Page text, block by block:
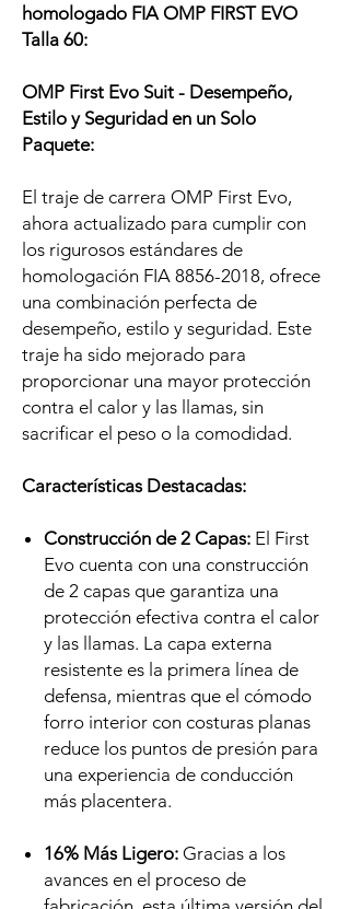
homologado FIA OMP FIRST EVO
Talla 60:
OMP First Evo Suit - Desempeño,
Estilo y Seguridad en un Solo
Paquete:
El traje de carrera OMP First Evo,
ahora actualizado para cumplir con
los rigurosos estándares de
homologación FIA 8856-2018, ofrece
una combinación perfecta de
desempeño, estilo y seguridad. Este
traje ha sido mejorado para
proporcionar una mayor protección
contra el calor y las llamas, sin
sacrificar el peso o la comodidad.
Características Destacadas:
Construcción de 2 Capas: El First
Evo cuenta con una construcción
de 2 capas que garantiza una
protección efectiva contra el calor
y las llamas. La capa externa
resistente es la primera línea de
defensa, mientras que el cómodo
forro interior con costuras planas
reduce los puntos de presión para
una experiencia de conducción
más placentera.
16% Más Ligero: Gracias a los
avances en el proceso de